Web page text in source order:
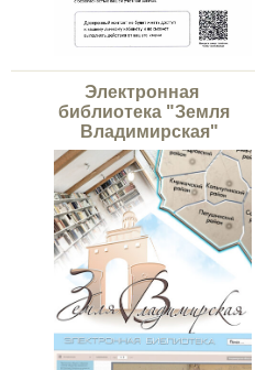
Электронная
библиотека "Земля
Владимирская"